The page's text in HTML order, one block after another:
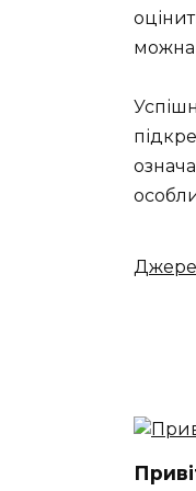
можна